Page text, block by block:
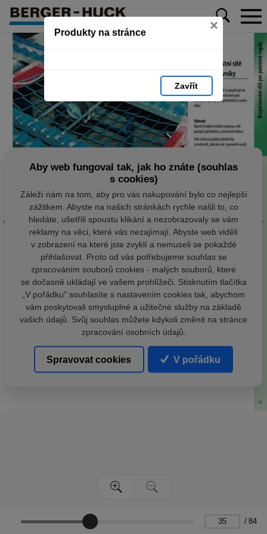
Produkty na stránce ×
Zavřít
/ 84
Aby web fungoval tak, jak ho znáte (souhlas
s cookies)
Záleží nám na tom, aby pro vás nakupování bylo co nejlepší
zážitkem. Abyste na našich stránkách rychle našli to, co
hledáte, ušetřili spoustu klikání a nezobrazovaly se vám
reklamy na věci, které vás nezajímají. Abyste web viděli
v zobrazení na které jste zvyklí a nemuseli se pokaždé
přihlašovat. Proto od vás potřebujeme souhlas se
zpracováním souborů cookies - malých souborů, které
se dočasně ukládají ve vašem prohlížeči. Stisknutím tlačítka
„V pořádku“ souhlasíte s nastavením cookies tak, abychom
vám poskytovali smysluplné a užitečné služby na základě
vašich údajů. Svůj souhlas můžete kdykoli změnit na stránce
zpracování osobních údajů.
Spravovat cookies V pořádku